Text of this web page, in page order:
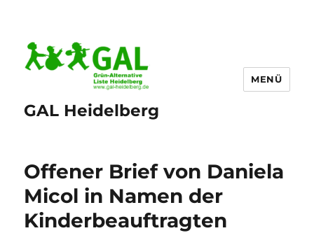
GAL Heidelberg
MENÜ
Offener Brief von Daniela
Micol in Namen der
Kinderbeauftragten